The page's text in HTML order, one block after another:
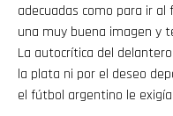
adecuadas como para ir
una muy buena imagen y
La autocrítica del
la plata ni por el deseo
el fútbol argentino le